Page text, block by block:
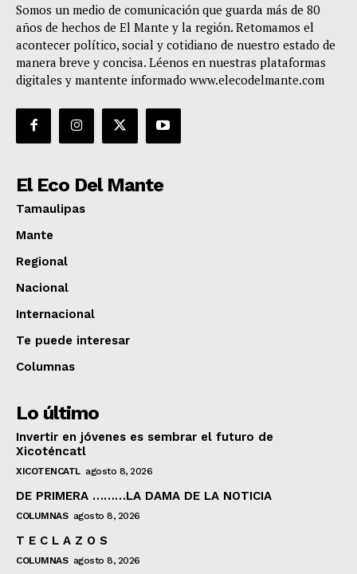
Somos un medio de comunicación que guarda más de 80
años de hechos de El Mante y la región. Retomamos el
acontecer político, social y cotidiano de nuestro estado de
manera breve y concisa. Léenos en nuestras plataformas
digitales y mantente informado www.elecodelmante.com
El Eco Del Mante
Tamaulipas
Mante
Regional
Nacional
Internacional
Te puede interesar
Columnas
Lo último
Invertir en jóvenes es sembrar el futuro de
Xicoténcatl
XICOTENCATL agosto 8, 2026
DE PRIMERA ………LA DAMA DE LA NOTICIA
COLUMNAS agosto 8, 2026
T E C L A Z O S
COLUMNAS agosto 8, 2026